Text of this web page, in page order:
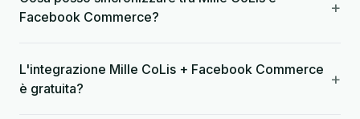
Facebook Commerce?
+
L'integrazione Mille CoLis + Facebook Commerce
è gratuita?
+